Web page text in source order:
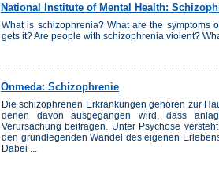
National Institute of Mental Health:
What is schizophrenia? What are the symptoms
gets it? Are people with schizophrenia violent?
Onmeda: Schizophrenie
Die schizophrenen Erkrankungen gehören zur
denen davon ausgegangen wird, dass
Verursachung beitragen. Unter Psychose
den grundlegenden Wandel des eigenen
Dabei ...